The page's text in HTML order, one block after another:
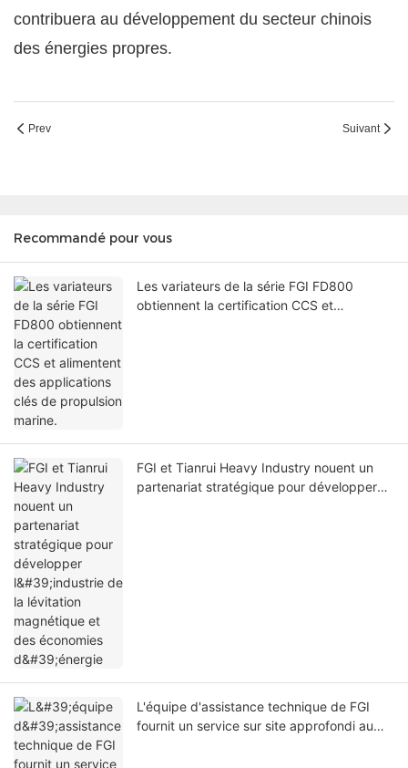
contribuera au développement du secteur chinois
des énergies propres.
Prev Suivant
Recommandé pour vous
Les variateurs de la série FGI FD800
obtiennent la certification CCS et
FGI et Tianrui Heavy Industry nouent un
partenariat stratégique pour développer
L'équipe d'assistance technique de FGI
fournit un service sur site approfondi au